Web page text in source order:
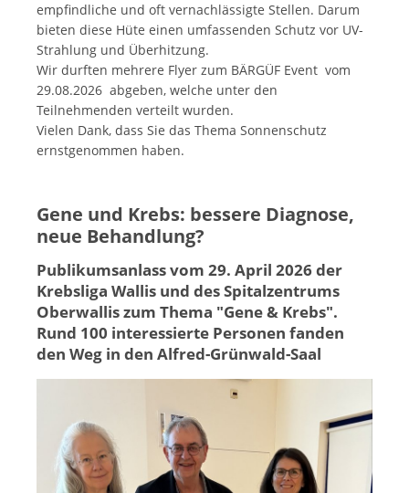
empfindliche und oft vernachlässigte Stellen. Darum
bieten diese Hüte einen umfassenden Schutz vor UV-
Strahlung und Überhitzung.
Wir durften mehrere Flyer zum BÄRGÜF Event vom
29.08.2026 abgeben, welche unter den
Teilnehmenden verteilt wurden.
Vielen Dank, dass Sie das Thema Sonnenschutz
ernstgenommen haben.
Gene und Krebs: bessere Diagnose,
neue Behandlung?
Publikumsanlass vom 29. April 2026 der
Krebsliga Wallis und des Spitalzentrums
Oberwallis zum Thema "Gene & Krebs".
Rund 100 interessierte Personen fanden
den Weg in den Alfred-Grünwald-Saal